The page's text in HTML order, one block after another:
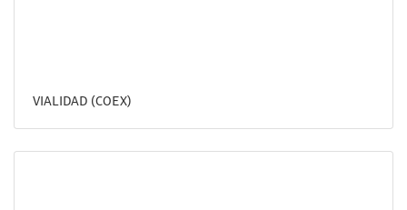
VIALIDAD (COEX)